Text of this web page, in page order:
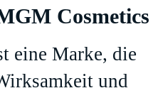
Cosmetics
eine Marke, die
und